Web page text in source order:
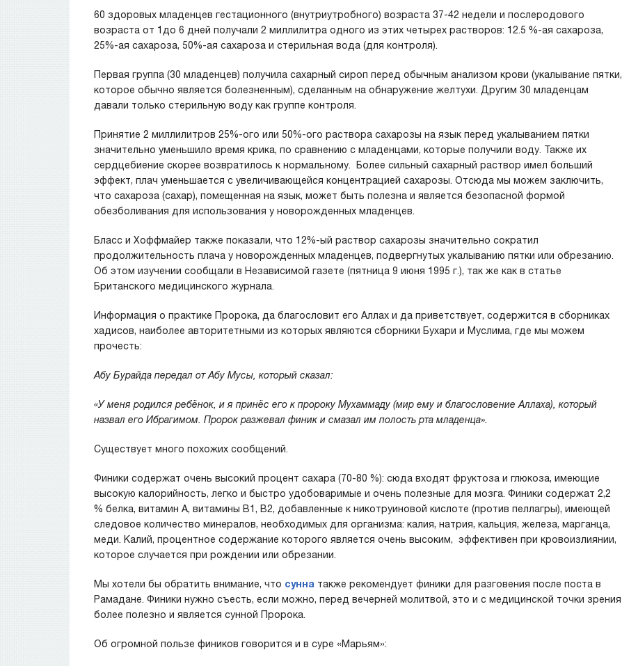
60 здоровых младенцев гестационного (внутриутробного) возраста 37-42 недели и послеродового
возраста от 1до 6 дней получали 2 миллилитра одного из этих четырех растворов: 12.5 %-ая сахароза,
25%-ая сахароза, 50%-ая сахароза и стерильная вода (для контроля).
Первая группа (30 младенцев) получила сахарный сироп перед обычным анализом крови (укалывание пятки,
которое обычно является болезненным), сделанным на обнаружение желтухи. Другим 30 младенцам
давали только стерильную воду как группе контроля.
Принятие 2 миллилитров 25%-ого или 50%-ого раствора сахарозы на язык перед укалыванием пятки
значительно уменьшило время крика, по сравнению с младенцами, которые получили воду. Также их
сердцебиение скорее возвратилось к нормальному. Более сильный сахарный раствор имел больший
эффект, плач уменьшается с увеличивающейся концентрацией сахарозы. Отсюда мы можем заключить,
что сахароза (сахар), помещенная на язык, может быть полезна и является безопасной формой
обезболивания для использования у новорожденных младенцев.
Бласс и Хоффмайер также показали, что 12%-ый раствор сахарозы значительно сократил
продолжительность плача у новорожденных младенцев, подвергнутых укалыванию пятки или обрезанию.
Об этом изучении сообщали в Независимой газете (пятница 9 июня 1995 г.), так же как в статье
Британского медицинского журнала.
Информация о практике Пророка, да благословит его Аллах и да приветствует, содержится в сборниках
хадисов, наиболее авторитетными из которых являются сборники Бухари и Муслима, где мы можем
прочесть:
Абу Бурайда передал от Абу Мусы, который сказал:
«У меня родился ребёнок, и я принёс его к пророку Мухаммаду (мир ему и благословение Аллаха), который
назвал его Ибрагимом. Пророк разжевал финик и смазал им полость рта младенца».
Существует много похожих сообщений.
Финики содержат очень высокий процент сахара (70-80 %): сюда входят фруктоза и глюкоза, имеющие
высокую калорийность, легко и быстро удобоваримые и очень полезные для мозга. Финики содержат 2,2
% белка, витамин A, витамины B1, B2, добавленные к никотруиновой кислоте (против пеллагры), имеющей
следовое количество минералов, необходимых для организма: калия, натрия, кальция, железа, марганца,
меди. Калий, процентное содержание которого является очень высоким, эффективен при кровоизлиянии,
которое случается при рождении или обрезании.
Мы хотели бы обратить внимание, что сунна также рекомендует финики для разговения после поста в
Рамадане. Финики нужно съесть, если можно, перед вечерней молитвой, это и с медицинской точки зрения
более полезно и является сунной Пророка.
Об огромной пользе фиников говорится и в суре «Марьям»: